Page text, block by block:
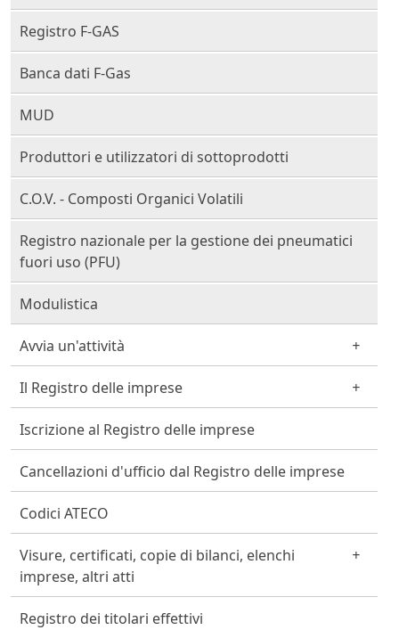
Registro F-GAS
Banca dati F-Gas
MUD
Produttori e utilizzatori di sottoprodotti
C.O.V. - Composti Organici Volatili
Registro nazionale per la gestione dei pneumatici
fuori uso (PFU)
Modulistica
Avvia un'attività
Il Registro delle imprese
Iscrizione al Registro delle imprese
Cancellazioni d'ufficio dal Registro delle imprese
Codici ATECO
Visure, certificati, copie di bilanci, elenchi
imprese, altri atti
Registro dei titolari effettivi